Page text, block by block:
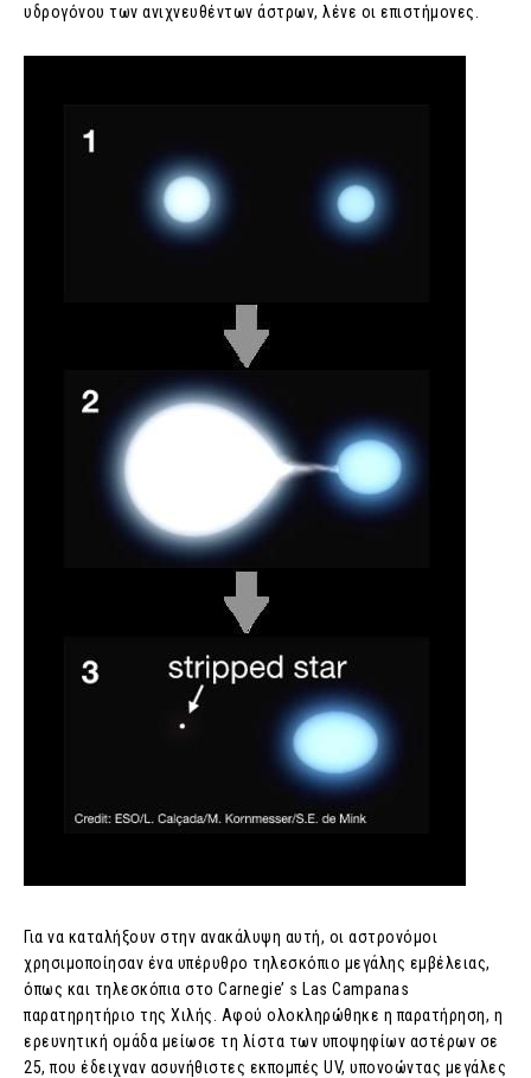
υδρογόνου των ανιχνευθέντων άστρων, λένε οι επιστήμονες.
Για να καταλήξουν στην ανακάλυψη αυτή, οι αστρονόμοι
χρησιμοποίησαν ένα υπέρυθρο τηλεσκόπιο μεγάλης εμβέλειας,
όπως και τηλεσκόπια στο Carnegie’ s Las Campanas
παρατηρητήριο της Χιλής. Αφού ολοκληρώθηκε η παρατήρηση, η
ερευνητική ομάδα μείωσε τη λίστα των υποψηφίων αστέρων σε
25, που έδειχναν ασυνήθιστες εκπομπές UV, υπονοώντας μεγάλες